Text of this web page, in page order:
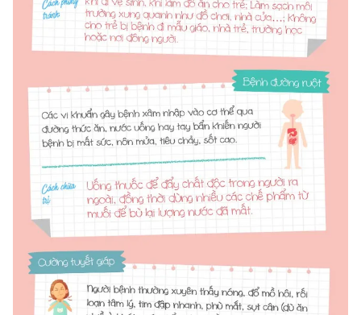
Cơ quan chủ quản:Đài Truyền hình Việt Nam
Cơ quan báo chí:Thời báo VTV
Giấy phép hoạt động báo in và báo điện tử số 483/GP-BTTTT
cấp ngày 29/12/2023
Tổng Biên tập:Vũ Thanh Thủy
Phó Tổng Biên tập:
Nguyễn Trọng Ninh
Tổng đài VTV:024.38 355 931 - 024.38 355 932
Ðiện thoại Thời báo VTV:
024.66 897 897
toasoan@vtv.vn